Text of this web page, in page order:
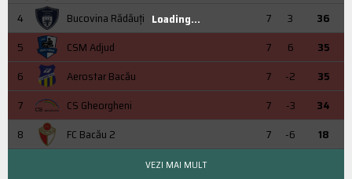
4
Bucovina Rădăuți 7 3
36
5
CSM Adjud 7 6
35
6
Aerostar Bacău 7 -2
35
7
CS Gheorgheni 7 -3
34
8
FC Bacău 2 7 -6 18
Loading...
VEZI MAI MULT